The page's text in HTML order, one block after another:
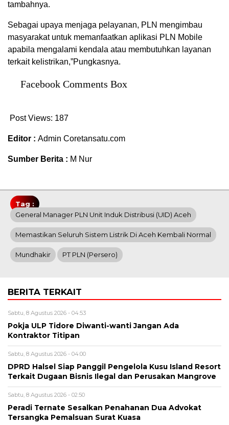
tambahnya.
Sebagai upaya menjaga pelayanan, PLN mengimbau
masyarakat untuk memanfaatkan aplikasi PLN Mobile
apabila mengalami kendala atau membutuhkan layanan
terkait kelistrikan,”Pungkasnya.
Facebook Comments Box
Post Views: 187
Editor : Admin Coretansatu.com
Sumber Berita : M Nur
Tag :
General Manager PLN Unit Induk Distribusi (UID) Aceh
Memastikan Seluruh Sistem Listrik Di Aceh Kembali Normal
Mundhakir PT PLN (Persero)
BERITA TERKAIT
Sabtu, 8 Agustus 2026 - 04:53
Pokja ULP Tidore Diwanti-wanti Jangan Ada
Kontraktor Titipan
Sabtu, 8 Agustus 2026 - 04:00
DPRD Halsel Siap Panggil Pengelola Kusu Island Resort
Terkait Dugaan Bisnis Ilegal dan Perusakan Mangrove
Sabtu, 8 Agustus 2026 - 02:50
Peradi Ternate Sesalkan Penahanan Dua Advokat
Tersangka Pemalsuan Surat Kuasa